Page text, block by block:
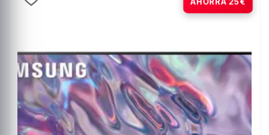
AHORRA 25€